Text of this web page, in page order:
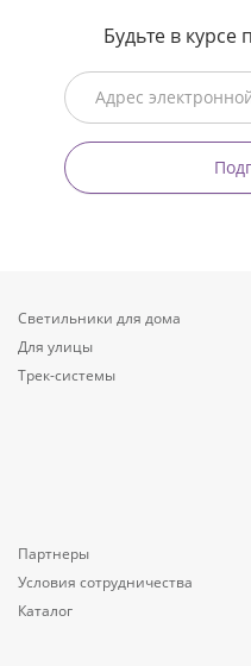
Будьте в курсе
Светильники для дома
Для улицы
Трек-системы
Партнеры
Условия сотрудничества
Каталог